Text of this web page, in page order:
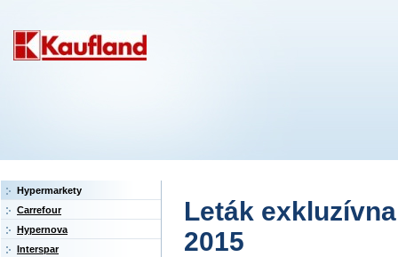
Leták
2015
Hypermarkety
Carrefour
Hypernova
Interspar